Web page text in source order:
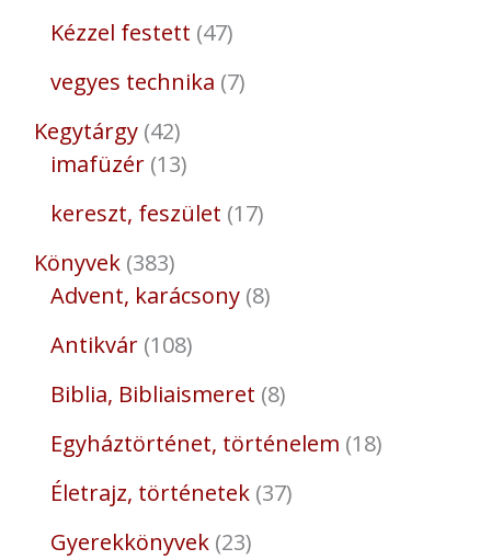
Kézzel festett 47
vegyes technika 7
Kegytárgy 42
imafüzér 13
kereszt, feszület 17
Könyvek 383
Advent, karácsony 8
Antikvár 108
Biblia, Bibliaismeret 8
Egyháztörténet, történelem 18
Életrajz, történetek 37
Gyerekkönyvek 23